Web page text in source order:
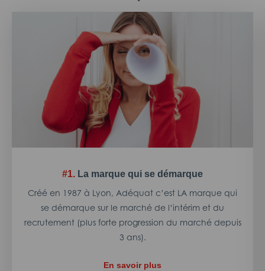
#1. La marque qui se démarque
Créé en 1987 à Lyon, Adéquat c’est LA marque qui
se démarque sur le marché de l’intérim et du
recrutement (plus forte progression du marché depuis
3 ans).
En savoir plus